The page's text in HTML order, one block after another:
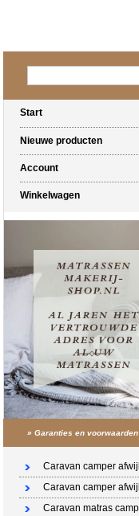
Start
Nieuwe producten
Account
Winkelwagen
»Garanties en voorwaarden
Caravan camper
Caravan camper
Caravan matras